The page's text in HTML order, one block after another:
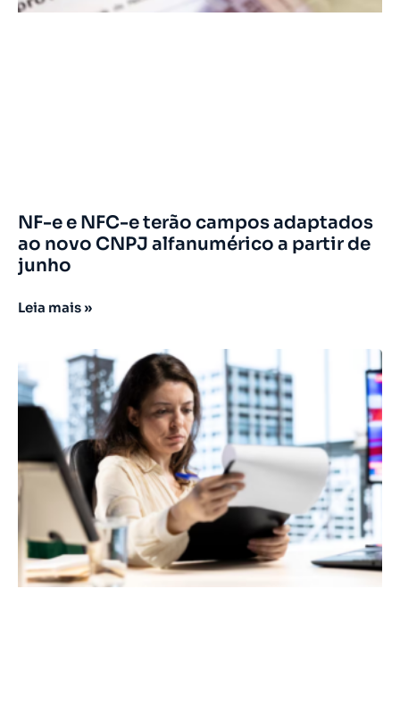
NF-e e NFC-e terão campos adaptados
ao novo CNPJ alfanumérico a partir de
junho
Leia mais »